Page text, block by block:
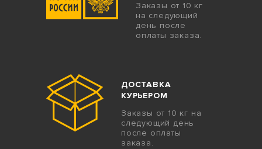
Заказы от 10 кг
на следующий
день после
оплаты заказа.
ДОСТАВКА
КУРЬЕРОМ
Заказы от 10 кг на
следующий день
после оплаты
заказа.